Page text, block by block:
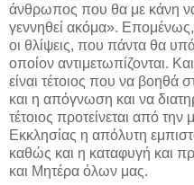
άνθρωπος που θα με κάνη
γεννηθεί ακόμα».
οι θλίψεις, που πάντα θα
οποίον αντιμετωπίζονται.
είναι τέτοιος που να βοηθά
και η απόγνωση και να
τέτοιος προτείνεται από
Εκκλησίας η απόλυτη
καθώς και η καταφυγή και
και Μητέρα όλων μας.